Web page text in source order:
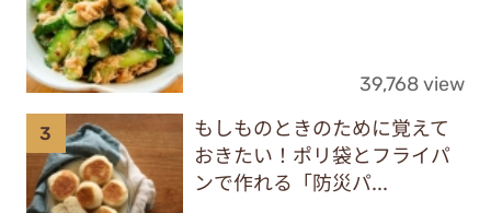
39,768 view
もしものときのために覚えて
おきたい！ポリ袋とフライパ
ンで作れる「防災パ...